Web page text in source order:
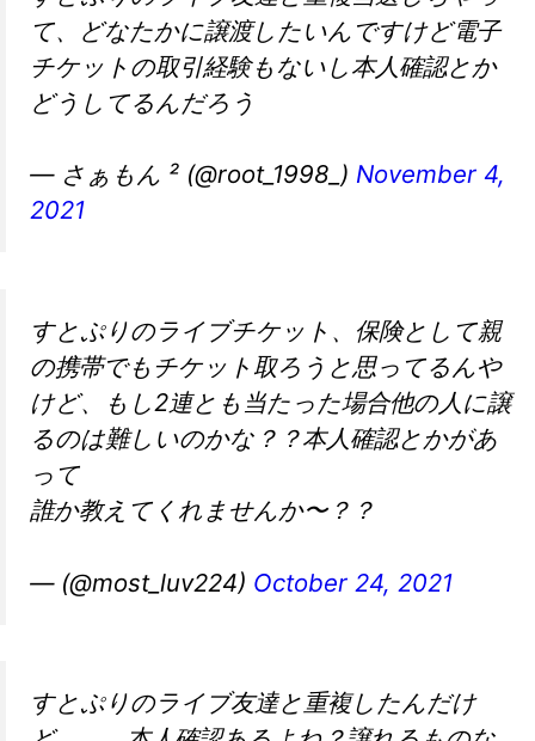
て、どなたかに譲渡したいんですけど電子
チケットの取引経験もないし本人確認とか
どうしてるんだろう
— さぁもん ² (@root_1998_) November 4,
2021
すとぷりのライブチケット、保険として親
の携帯でもチケット取ろうと思ってるんや
けど、もし2連とも当たった場合他の人に譲
るのは難しいのかな？？本人確認とかがあ
って
誰か教えてくれませんか〜？？
— (@most_luv224) October 24, 2021
すとぷりのライブ友達と重複したんだけ